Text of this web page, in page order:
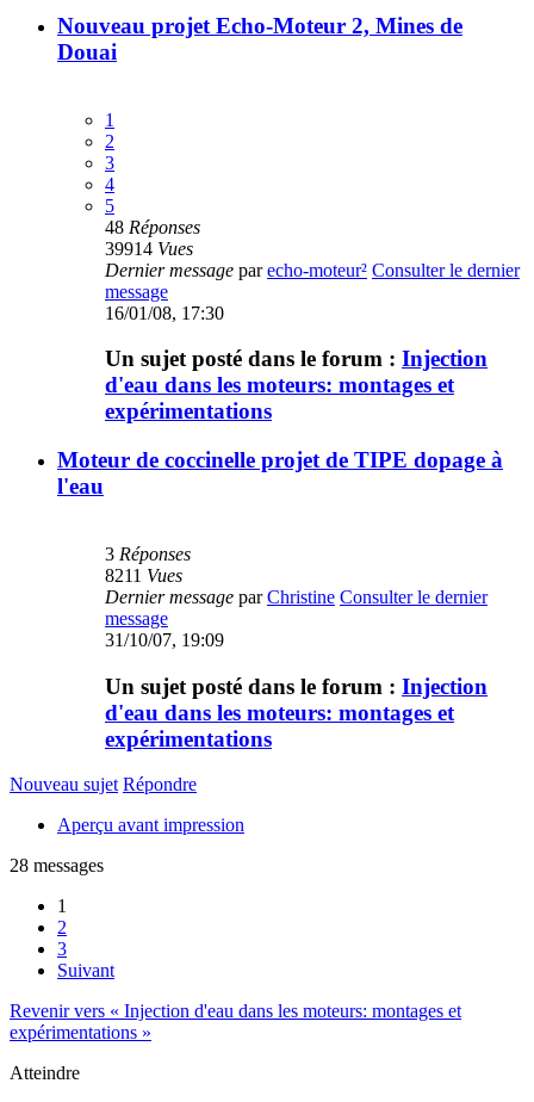
Nouveau projet Echo-Moteur 2, Mines de
Douai
1
2
3
4
5
48 Réponses
39914 Vues
Dernier message parecho-moteur² Consulter le dernier
message
16/01/08, 17:30
Un sujet posté dans le forum : Injection
d'eau dans les moteurs: montages et
expérimentations
Moteur de coccinelle projet de TIPE dopage à
l'eau
3 Réponses
8211 Vues
Dernier message parChristine Consulter le dernier
message
31/10/07, 19:09
Un sujet posté dans le forum : Injection
d'eau dans les moteurs: montages et
expérimentations
Nouveau sujet Répondre
Aperçu avant impression
28 messages
1
2
3
Suivant
Revenir vers « Injection d'eau dans les moteurs: montages et
expérimentations »
Atteindre